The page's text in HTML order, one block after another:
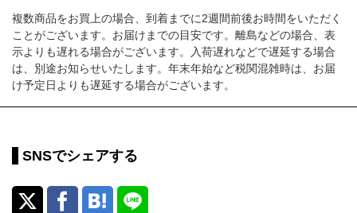
複数商品をお買上の場合、到着までに2週間前後お時間をいただく
ことがございます。お届けまでの目安です。離島などの場合、表
示よりも遅れる場合がございます。入荷遅れなどで遅延する場合
は、別途お知らせいたします。年末年始など税関混雑時は、お届
け予定日よりも遅延する場合がございます。
SNSでシェアする